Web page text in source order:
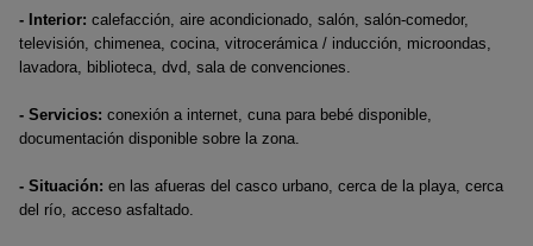
- Interior: calefacción, aire acondicionado, salón, salón-comedor,
televisión, chimenea, cocina, vitrocerámica / inducción, microondas,
lavadora, biblioteca, dvd, sala de convenciones.
- Servicios: conexión a internet, cuna para bebé disponible,
documentación disponible sobre la zona.
- Situación: en las afueras del casco urbano, cerca de la playa, cerca
del río, acceso asfaltado.